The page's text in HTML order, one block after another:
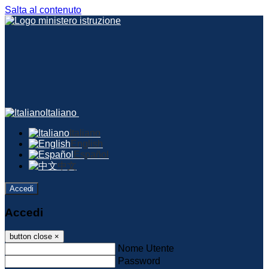
Salta al contenuto
Italiano
Italiano
English
Español
中文
Accedi
Accedi
button close ×
Nome Utente
Password